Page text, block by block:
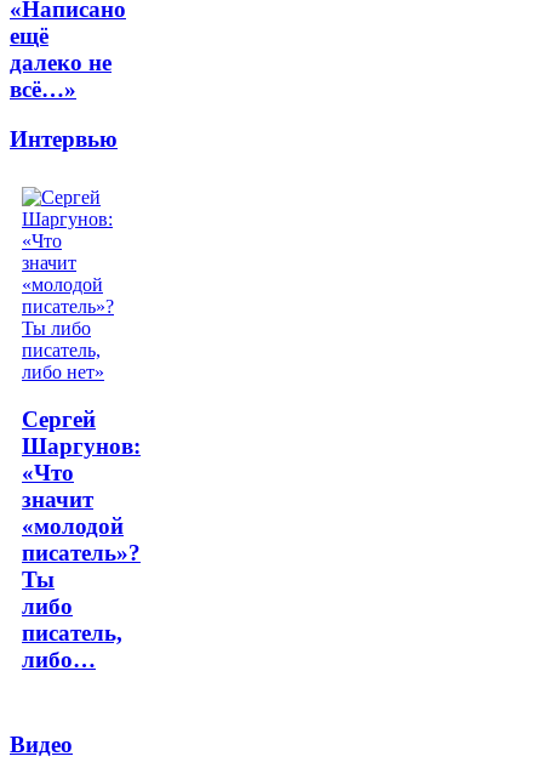
«Написано
ещё
далеко не
всё…»
Интервью
Сергей
Шаргунов:
«Что
значит
«молодой
писатель»?
Ты
либо
писатель,
либо…
Видео